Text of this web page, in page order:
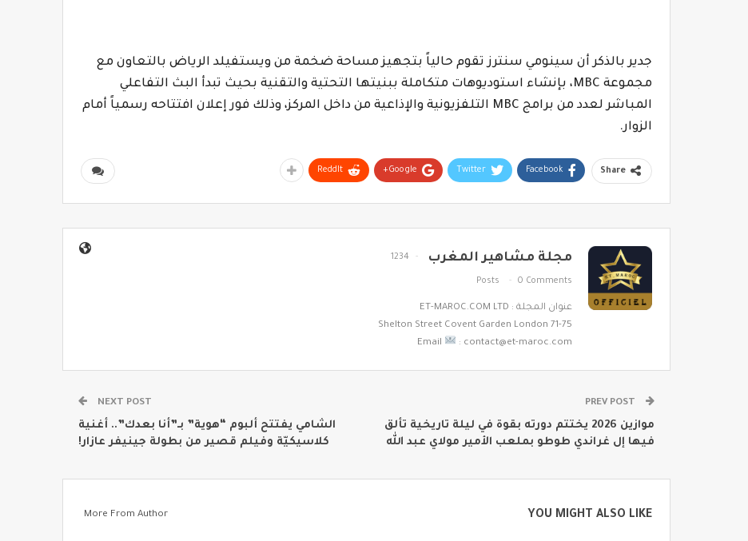
جدير بالذكر أن سينومي سنترز تقوم حالياً بتجهيز مساحة ضخمة من ويستفيلد الرياض بالتعاون مع
مجموعة MBC، بإنشاء استوديوهات متكاملة ببنيتها التحتية والتقنية بحيث تبدأ البث التفاعلي
المباشر لعدد من برامج MBC التلفزيونية والإذاعية من داخل المركز، وذلك فور إعلان افتتاحه رسمياً أمام
الزوار.
Share
Facebook
Twitter
Google+
ReddIt
مجلة مشاهير المغرب 1234
Posts 0 Comments
عنوان المجلة : ET-MAROC.COM LTD
71-75 Shelton Street Covent Garden London
Email
: contact@et-maroc.com
موازين 2026 يختتم دورته بقوة في ليلة تاريخية تألق
فيها إل غراندي طوطو بملعب الأمير مولاي عبد الله
NEXT POST
الشامي يفتتح ألبوم “هوية” بـ”أنا بعدك”.. أغنية
كلاسيكيّة وفيلم قصير من بطولة جينيفر عازار!
YOU MIGHT ALSO LIKE
More From Author